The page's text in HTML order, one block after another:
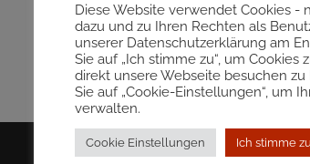
Diese Website verwendet Cookies -
dazu und zu Ihren Rechten als
unserer Datenschutzerklärung am
Sie auf „Ich stimme zu“, um Cookies
direkt unsere Webseite besuchen
Sie auf „Cookie-Einstellungen“, um
verwalten.
Cookie Einstellungen Ich stimme zu